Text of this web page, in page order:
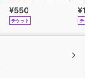
¥550
チケット チ